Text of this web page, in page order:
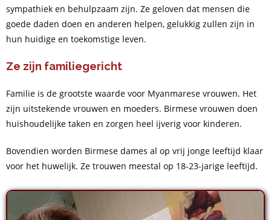
sympathiek en behulpzaam zijn. Ze geloven dat mensen die
goede daden doen en anderen helpen, gelukkig zullen zijn in
hun huidige en toekomstige leven.
Ze zijn familiegericht
Familie is de grootste waarde voor Myanmarese vrouwen. Het
zijn uitstekende vrouwen en moeders. Birmese vrouwen doen
huishoudelijke taken en zorgen heel ijverig voor kinderen.
Bovendien worden Birmese dames al op vrij jonge leeftijd klaar
voor het huwelijk. Ze trouwen meestal op 18-23-jarige leeftijd.